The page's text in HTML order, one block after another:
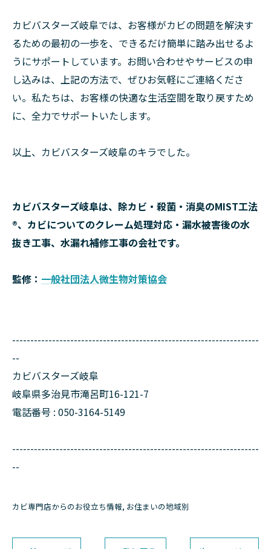
カビバスターズ岐阜では、お客様がカビの問題を解決す
るための最初の一歩を、できるだけ簡単に踏み出せるよ
うにサポートしています。お問い合わせやサービスの申
し込みは、上記の方法で、ぜひお気軽にご連絡くださ
い。私たちは、お客様の快適な生活空間を取り戻すため
に、全力でサポートいたします。
以上、カビバスターズ岐阜のキラでした。
カビバスターズ岐阜は、除カビ・殺菌・消臭のMIST工法
®、カビについてのクレーム処理対応・漏水被害後の水
抜き工事、水漏れ補修工事の会社です。
監修： 一般社団法人微生物対策協会
--------------------------------------------------------------------
--
カビバスターズ岐阜
岐阜県多治見市滝呂町16-121-7
電話番号 : 050-3164-5149
--------------------------------------------------------------------
--
カビ専門店からのお役立ち情報 お住まいの地域別